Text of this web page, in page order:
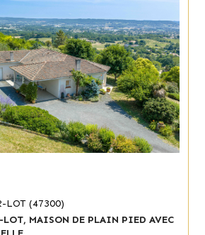
LOT (47300)
MAISON DE PLAIN PIED AVEC